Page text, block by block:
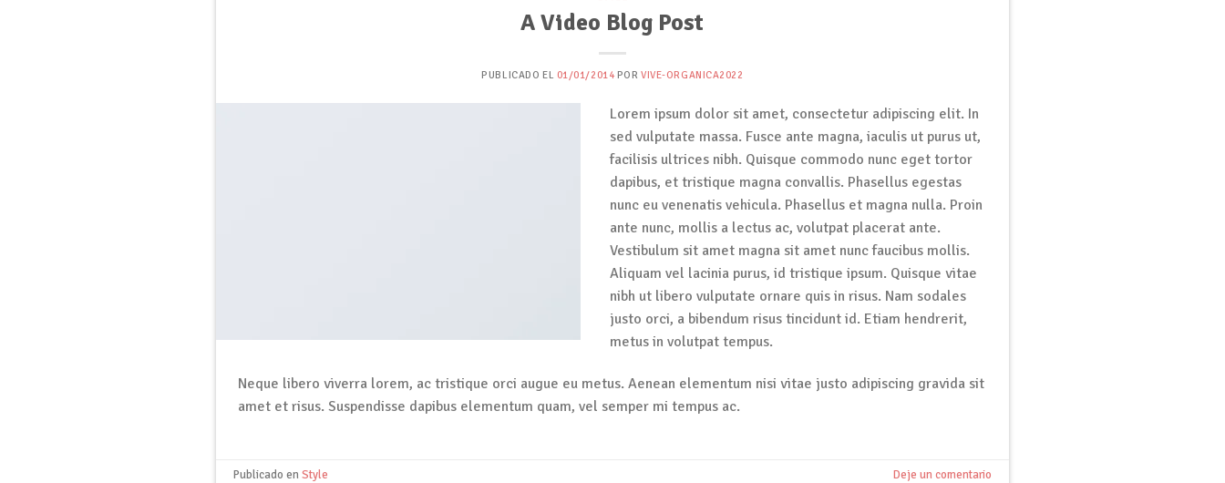
A Video Blog Post
PUBLICADO EL 01/01/2014 PORVIVE-ORGANICA2022
Lorem ipsum dolor sit amet, consectetur adipiscing elit. In
sed vulputate massa. Fusce ante magna, iaculis ut purus ut,
facilisis ultrices nibh. Quisque commodo nunc eget tortor
dapibus, et tristique magna convallis. Phasellus egestas
nunc eu venenatis vehicula. Phasellus et magna nulla. Proin
ante nunc, mollis a lectus ac, volutpat placerat ante.
Vestibulum sit amet magna sit amet nunc faucibus mollis.
Aliquam vel lacinia purus, id tristique ipsum. Quisque vitae
nibh ut libero vulputate ornare quis in risus. Nam sodales
justo orci, a bibendum risus tincidunt id. Etiam hendrerit,
metus in volutpat tempus.
Neque libero viverra lorem, ac tristique orci augue eu metus. Aenean elementum nisi vitae justo adipiscing gravida sit
amet et risus. Suspendisse dapibus elementum quam, vel semper mi tempus ac.
Publicado enStyle Deje un comentario